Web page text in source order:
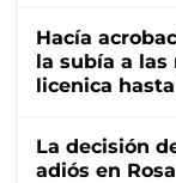
Hacía
la subía a las
licenica
La decisión
adiós en